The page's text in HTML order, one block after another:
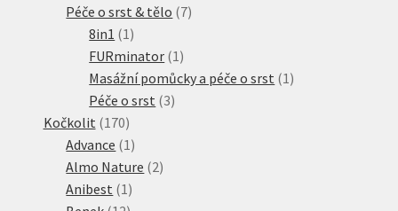
produkt
Péče o srst & tělo 77
8in1 1 1
produkt
FURminator 1 1
produkt
Masážní pomůcky a péče o srst 1 1
Péče o srst 33
Kočkolit 170170
produktů
Advance 1 1
produkt
Almo Nature 22
Anibest 1 1